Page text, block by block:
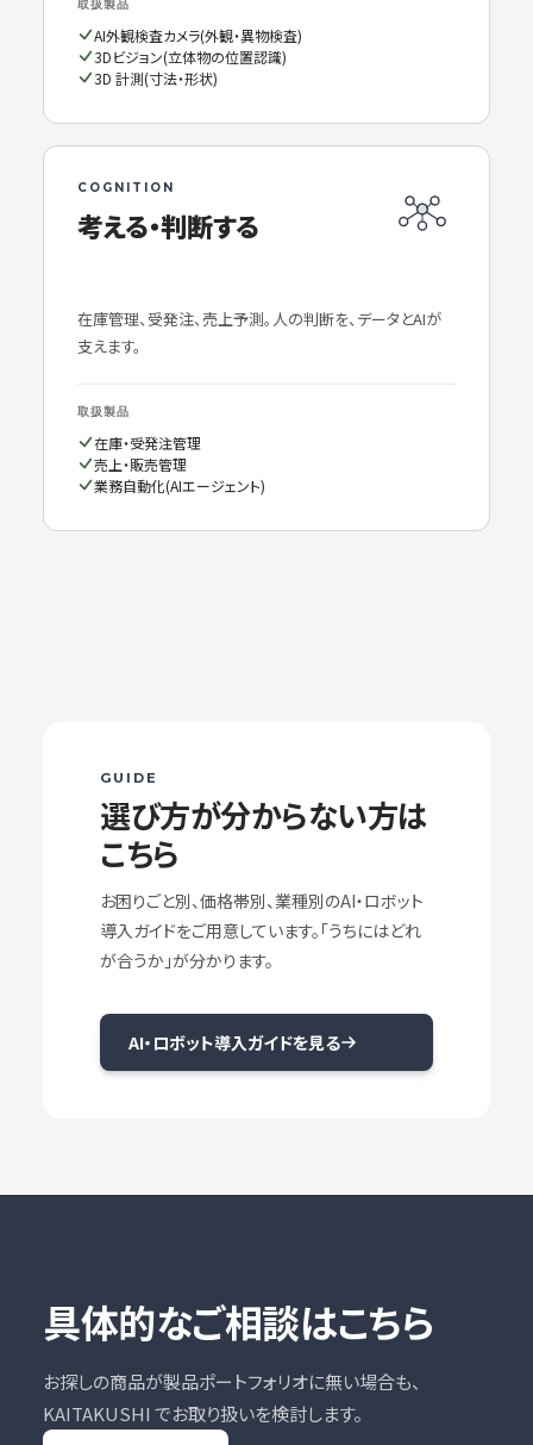
取扱製品
AI外観検査カメラ(外観・異物検査)
3Dビジョン(立体物の位置認識)
3D 計測(寸法・形状)
COGNITION
考える・判断する
在庫管理、受発注、売上予測。人の判断を、データとAIが
支えます。
取扱製品
在庫・受発注管理
売上・販売管理
業務自動化(AIエージェント)
GUIDE
選び方が分からない方は
こちら
お困りごと別、価格帯別、業種別のAI・ロボット
導入ガイドをご用意しています。「うちにはどれ
が合うか」が分かります。
AI・ロボット導入ガイドを見る
具体的なご相談はこちら
お探しの商品が製品ポートフォリオに無い場合も、
KAITAKUSHI でお取り扱いを検討します。